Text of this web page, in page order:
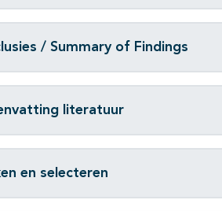
/ Summary of Findings
literatuur
en selecteren